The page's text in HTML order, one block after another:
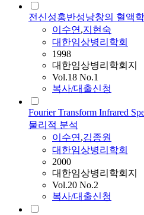
전신성홍반성낭창의 혈액
이수연,지현숙
대한임상병리학회
1998
대한임상병리학회지
Vol.18 No.1
복사/대출신청
Fourier Transform Infrared
물리적 분석
이수연,김종원
대한임상병리학회
2000
대한임상병리학회지
Vol.20 No.2
복사/대출신청